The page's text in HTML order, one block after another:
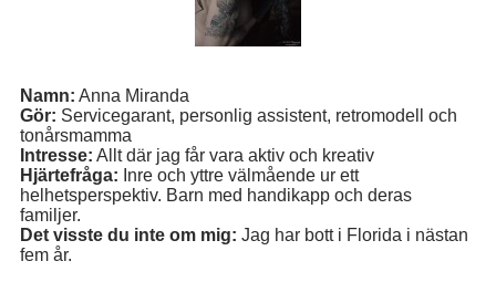
Namn: Anna Miranda
Gör: Servicegarant, personlig assistent, retromodell och
tonårsmamma
Intresse: Allt där jag får vara aktiv och kreativ
Hjärtefråga: Inre och yttre välmående ur ett
helhetsperspektiv. Barn med handikapp och deras
familjer.
Det visste du inte om mig: Jag har bott i Florida i nästan
fem år.